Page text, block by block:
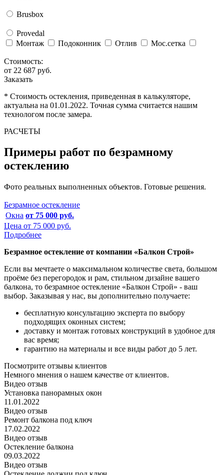
Brusbox
Provedal
Монтаж
Подоконник Отлив Мос.сетка
Стоимость:
от 22 687 руб.
Заказать
* Стоимость остекления, приведенная в калькуляторе,
актуальна на 01.01.2022. Точная сумма считается нашим
технологом после замера.
РАСЧЕТЫ
Примеры работ по безрамному
остеклению
Фото реальных выполненных объектов. Готовые решения.
Безрамное остекление
Окна от 75 000 руб.
Цена от 75 000 руб.
Подробнее
Безрамное остекление от компании «Балкон Строй»
Если вы мечтаете о максимальном количестве света, большом
проёме без перегородок и рам, стильном дизайне вашего
балкона, то безрамное остекление «Балкон Строй» - ваш
выбор. Заказывая у нас, вы дополнительно получаете:
бесплатную консультацию эксперта по выбору
подходящих оконных систем;
доставку и монтаж готовых конструкций в удобное для
вас время;
гарантию на материалы и все виды работ до 5 лет.
Посмотрите отзывы клиентов
Немного мнения о нашем качестве от клиентов.
Видео отзыв
Установка панорамных окон
11.01.2022
Видео отзыв
Ремонт балкона под ключ
17.02.2022
Видео отзыв
Остекление балкона
09.03.2022
Видео отзыв